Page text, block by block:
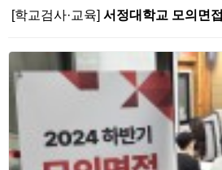
[학교검사·교육] 서정대학교 모의면접